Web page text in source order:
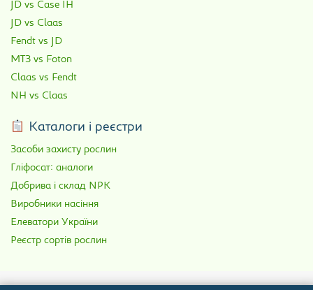
JD vs Case IH
JD vs Claas
Fendt vs JD
МТЗ vs Foton
Claas vs Fendt
NH vs Claas
Каталоги і реєстри
Засоби захисту рослин
Гліфосат: аналоги
Добрива і склад NPK
Виробники насіння
Елеватори України
Реєстр сортів рослин